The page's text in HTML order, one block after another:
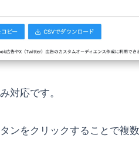
対応です。
ンをクリックすることで複